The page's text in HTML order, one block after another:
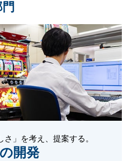
」を考え、提案する。
開発